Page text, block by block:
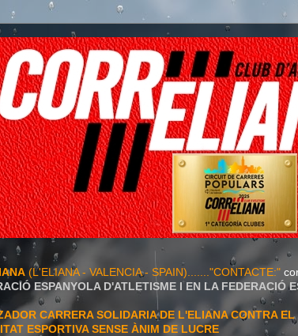
(L'ELIANA - VALENCIA - SPAIN)......."CONTACTE:"
ESPANYOLA D'ATLETISME I EN LA FEDERACIÓ
CARRERA SOLIDARIA DE L'ELIANA CONTRA
ESPORTIVA SENSE ÀNIM DE LUCRE